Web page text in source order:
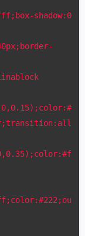
shadow:0